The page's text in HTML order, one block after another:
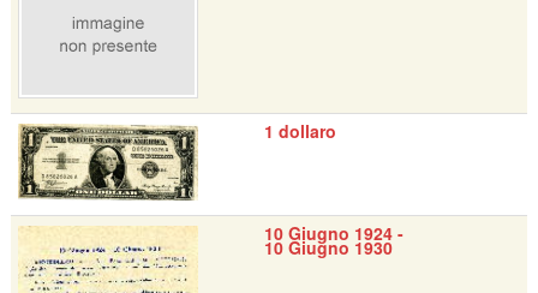
1 dollaro
10 Giugno 1924 -
10 Giugno 1930